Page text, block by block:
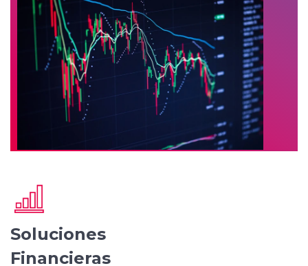
Soluciones
Financieras